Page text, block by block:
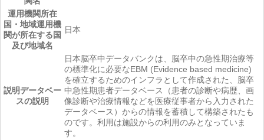
運用機関所在
国・地域運用機
関が所在する国
及び地域名
日本
説明データベー
スの説明
日本脳卒中データバンクは、脳卒中の急性期治療等
の標準化に必要なEBM (Evidence based medicine)
を確立するためのインフラとして作成された、脳卒
中急性期患者データベース（患者の診断や病歴、画
像診断や治療情報などを医療従事者から入力された
データベース）からの情報を蓄積して構築されたも
のです。利用は施設からの利用のみとなっていま
す。